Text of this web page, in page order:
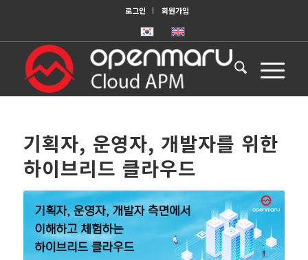
로그인 회원가입
기획자, 운영자, 개발자를 위한
하이브리드 클라우드